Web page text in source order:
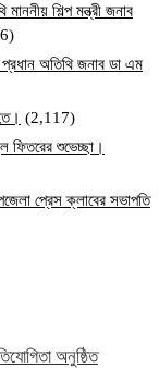
মাননীয় শিল্প মন্ত্রী জনাব
প্রধান অতিথি জনাব ডা এম
(2,117)
ফিতরের শুভেচ্ছা।
প্রেস ক্লাবের সভাপতি
অনুষ্ঠিত